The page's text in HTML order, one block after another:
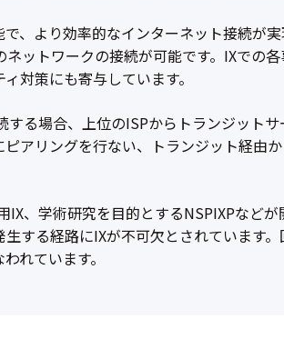
、より効率的なインターネット接続が
ットワークの接続が可能です。IXでの
対策にも寄与しています。
る場合、上位のISPからトランジット
アリングを行ない、トランジット経由
IX、学術研究を目的とするNSPIXPなど
する経路にIXが不可欠とされています
れています。